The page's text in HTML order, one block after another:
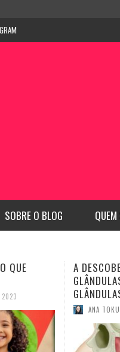
SOBRE O BLOG
DE 2020
CFO
ESTÁGIO
ANA